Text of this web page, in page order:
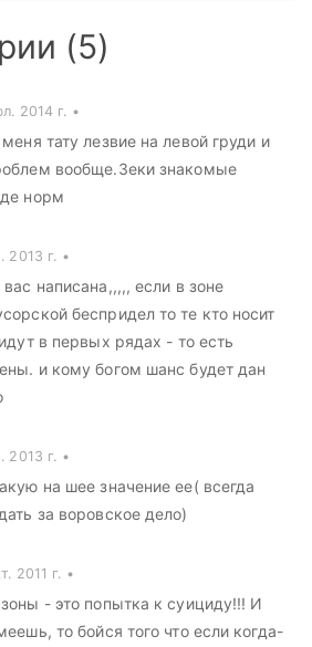
(5)
2014 г.
тату лезвие на левой груди и
вообще.Зеки знакомые
норм
2013 г.
написана,,,,, если в зоне
беспридел то те кто носит
в первых рядах - то есть
и кому богом шанс будет дан
2013 г.
на шее значение ее( всегда
за воровское дело)
2011 г.
- это попытка к суициду!!! И
то бойся того что если когда-